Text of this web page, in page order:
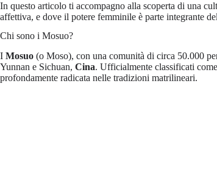
In questo articolo ti accompagno alla scoperta di una
affettiva, e dove il potere femminile è parte integrante
Chi sono i Mosuo?
I Mosuo (o Moso), con una comunità di circa 50.000
Yunnan e Sichuan, Cina. Ufficialmente classificati
profondamente radicata nelle tradizioni matrilineari.